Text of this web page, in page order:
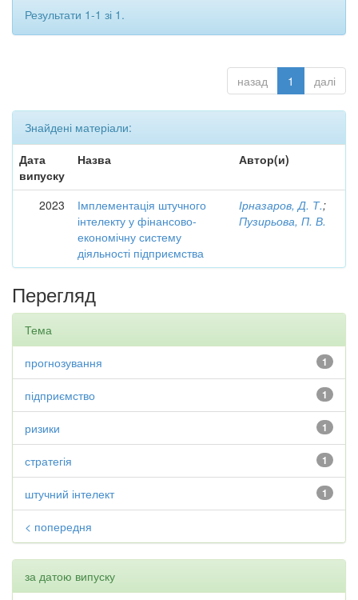
Результати 1-1 зі 1.
назад 1 далі
Знайдені матеріали:
Дата
випуску
Назва Автор(и)
2023
Імплементація штучного
інтелекту у фінансово-
економічну систему
діяльності підприємства
Ірназаров, Д. Т.;
Пузирьова, П. В.
Перегляд
Тема
1
прогнозування
1
підприємство
1
ризики
1
стратегія
1
штучний інтелект
< попередня
за датою випуску